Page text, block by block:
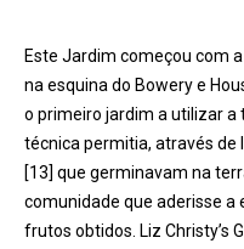
Este Jardim começou com
na esquina do Bowery e
o primeiro jardim a utilizar a
técnica permitia, através de
[13] que germinavam na
comunidade que aderisse
frutos obtidos. Liz Christy’s